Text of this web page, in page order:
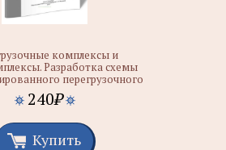
комплексы и
Разработка схемы
перегрузочного
комплекса
240₽
Купить